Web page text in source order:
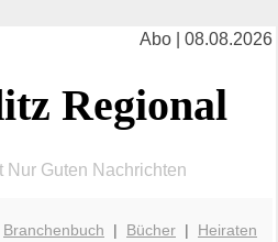
Abo | 08.08.2026
Regional
Nur Guten Nachrichten
Branchenbuch | Bücher | Heiraten